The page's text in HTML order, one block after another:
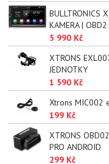
BULLTRONICS
KAMERA | OBD2
5 990 Kč
XTRONS
JEDNOTKY
1 590 Kč
Xtrons MIC002
199 Kč
XTRONS
PRO ANDROID
299 Kč